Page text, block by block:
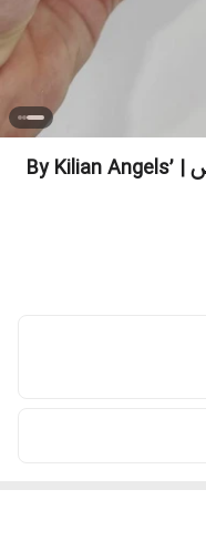
ادکلن بای کیلیان آنجلز شیر پارادایس | By Kilian Angels’